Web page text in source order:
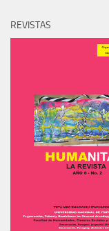
REVISTAS